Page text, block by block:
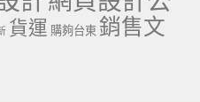
貨運 購夠台東 銷售文